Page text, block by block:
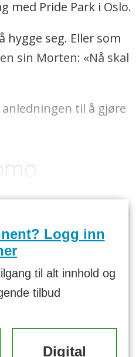
med Pride Park i Oslo.
seg. Eller som
sin Morten: «Nå skal
til å gjøre
Logg inn
til alt innhold og
tilbud
Digital